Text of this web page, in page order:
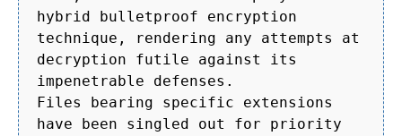
hybrid bulletproof encryption
technique, rendering any attempts at
decryption futile against its
impenetrable defenses.
Files bearing specific extensions
have been singled out for priority